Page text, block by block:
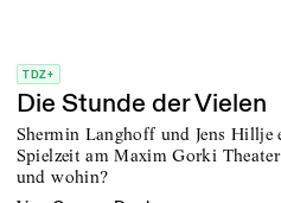
TDZ+
Die Stunde der Vielen
Shermin Langhoff und Jens Hillje
Spielzeit am Maxim Gorki
und wohin?